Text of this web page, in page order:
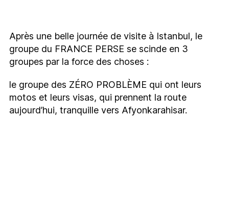
Après une belle journée de visite à Istanbul, le
groupe du FRANCE PERSE se scinde en 3
groupes par la force des choses :
le groupe des ZÉRO PROBLÈME qui ont leurs
motos et leurs visas, qui prennent la route
aujourd’hui, tranquille vers Afyonkarahisar.